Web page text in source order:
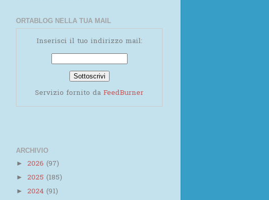
ORTABLOG NELLA TUA MAIL
Inserisci il tuo indirizzo mail:
Servizio fornito da FeedBurner
ARCHIVIO
► 2026 (97)
► 2025 (185)
► 2024 (91)